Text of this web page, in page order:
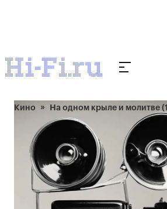
Кино На одном крыле и молитве